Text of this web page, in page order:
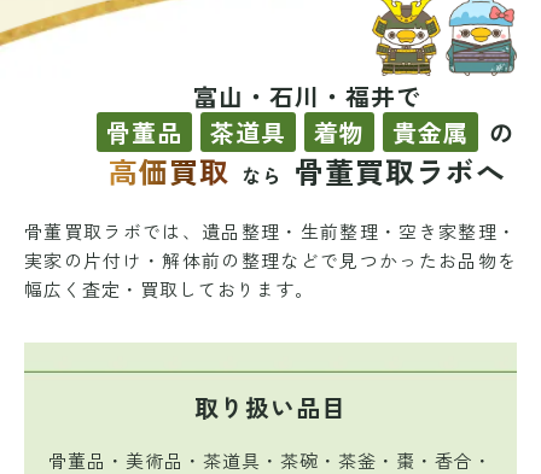
富山・石川・福井で
骨董品
茶道具 着物 貴金属 の
高価買取 なら 骨董買取ラボへ
骨董買取ラボでは、遺品整理・生前整理・空き家整理・
実家の片付け・解体前の整理などで 見つかったお品物を
幅広く査定・買取しております。
取り扱い品目
骨董品・美術品・茶道具・茶碗・茶釜・棗・香合・